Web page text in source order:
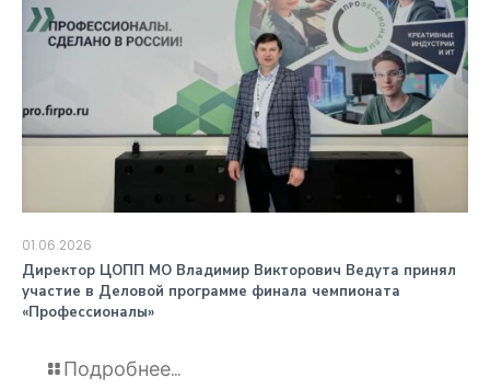
01.06.2026
️Директор ЦОПП МО Владимир Викторович Ведута принял
участие в Деловой программе финала чемпионата
«Профессионалы»
Подробнее...